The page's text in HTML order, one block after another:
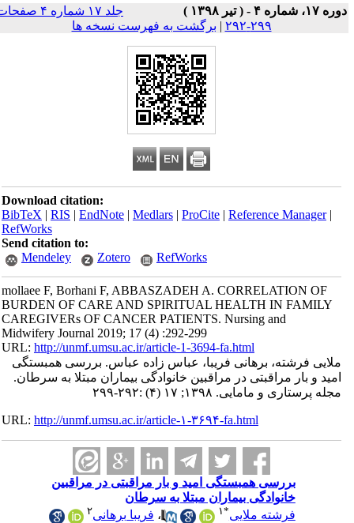
شماره ۴ - ( تیر ۱۳۹۸ )
جلد ۱۷ شماره ۴ صفحات
۲۹۹-۲۹۲
|برگشت به فهرست نسخه ها
Download citation:
BibTeX|RIS|EndNote|Medlars|ProCite|Reference Manager
RefWorks
Send citation to:
Mendeley
Zotero RefWorks
mollaee F, Borhani F, ABBASZADEH A. CORRELATION OF
BURDEN OF CARE AND SPIRITUAL HEALTH IN FAMILY
CAREGIVERs OF CANCER PATIENTS. Nursing and
Midwifery Journal 2019; 17 (4) :292-299
URL:http://unmf.umsu.ac.ir/article-1-3694-fa.html
ملایی فرشته، برهانی فریبا، عباس زاده عباس. بررسی همبستگی
امید و بار مراقبتی در مراقبین خانوادگی بیماران مبتلا به سرطان.
مجله پرستاری و مامایی. ۱۳۹۸; ۱۷ (۴) :۲۹۲-۲۹۹
URL:http://unmf.umsu.ac.ir/article-۱-۳۶۹۴-fa.html
بررسی همبستگی امید و بار مراقبتی در مراقبین
خانوادگی بیماران مبتلا به سرطان
فرشته ملایی
۱ ،فریبا برهانی